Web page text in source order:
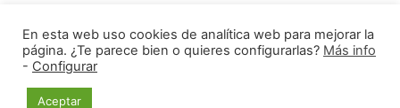
© 2021 Madrid Mueve •
En esta web uso cookies de analítica web para mejorar la
página. ¿Te parece bien o quieres configurarlas? Más info
- Configurar
Aceptar